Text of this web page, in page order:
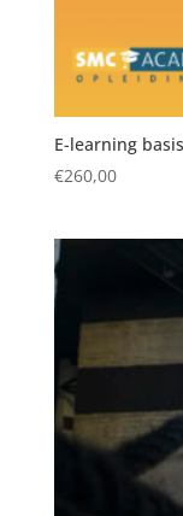
E-learning
€260,00